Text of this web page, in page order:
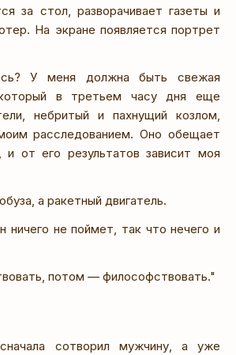
за стол, разворачивает газеты и
На экране появляется портрет
У меня должна быть свежая
в третьем часу дня еще
небритый и пахнущий козлом,
расследованием. Оно обещает
от его результатов зависит моя
а ракетный двигатель.
ничего не поймет, так что нечего и
потом — философствовать."
сотворил мужчину, а уже